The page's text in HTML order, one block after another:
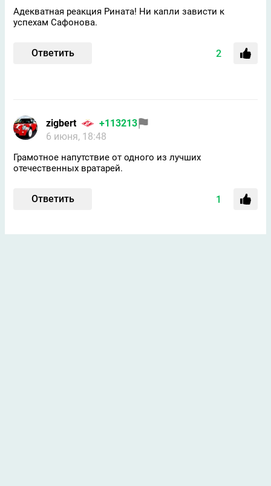
Адекватная реакция Рината! Ни капли зависти к
успехам Сафонова.
Ответить 2
zigbert
+113213
6 июня, 18:48
Грамотное напутствие от одного из лучших
отечественных вратарей.
Ответить 1